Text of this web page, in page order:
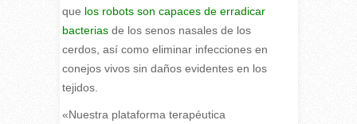
que los robots son capaces de erradicar
bacteriasde los senos nasales de los
cerdos, así como eliminar infecciones en
conejos vivos sin daños evidentes en los
tejidos.
«Nuestra plataforma terapéutica